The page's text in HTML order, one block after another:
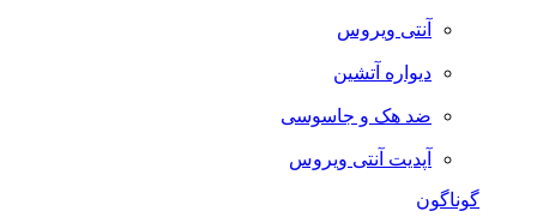
آنتی ویروس
دیواره آتشین
ضد هک و جاسوسی
آپدیت آنتی ویروس
گوناگون